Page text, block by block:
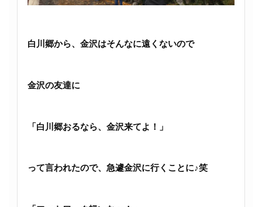
白川郷から、金沢はそんなに遠くないので
金沢の友達に
「白川郷おるなら、金沢来てよ！」
って言われたので、急遽金沢に行くことに♪笑